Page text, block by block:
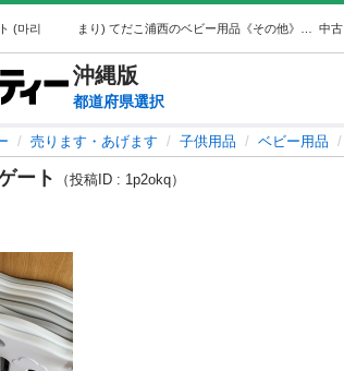
中古
沖縄版
都道府県選択
売ります・あげます 子供用品 ベビー用品
ート
（投稿ID : 1p2okq）